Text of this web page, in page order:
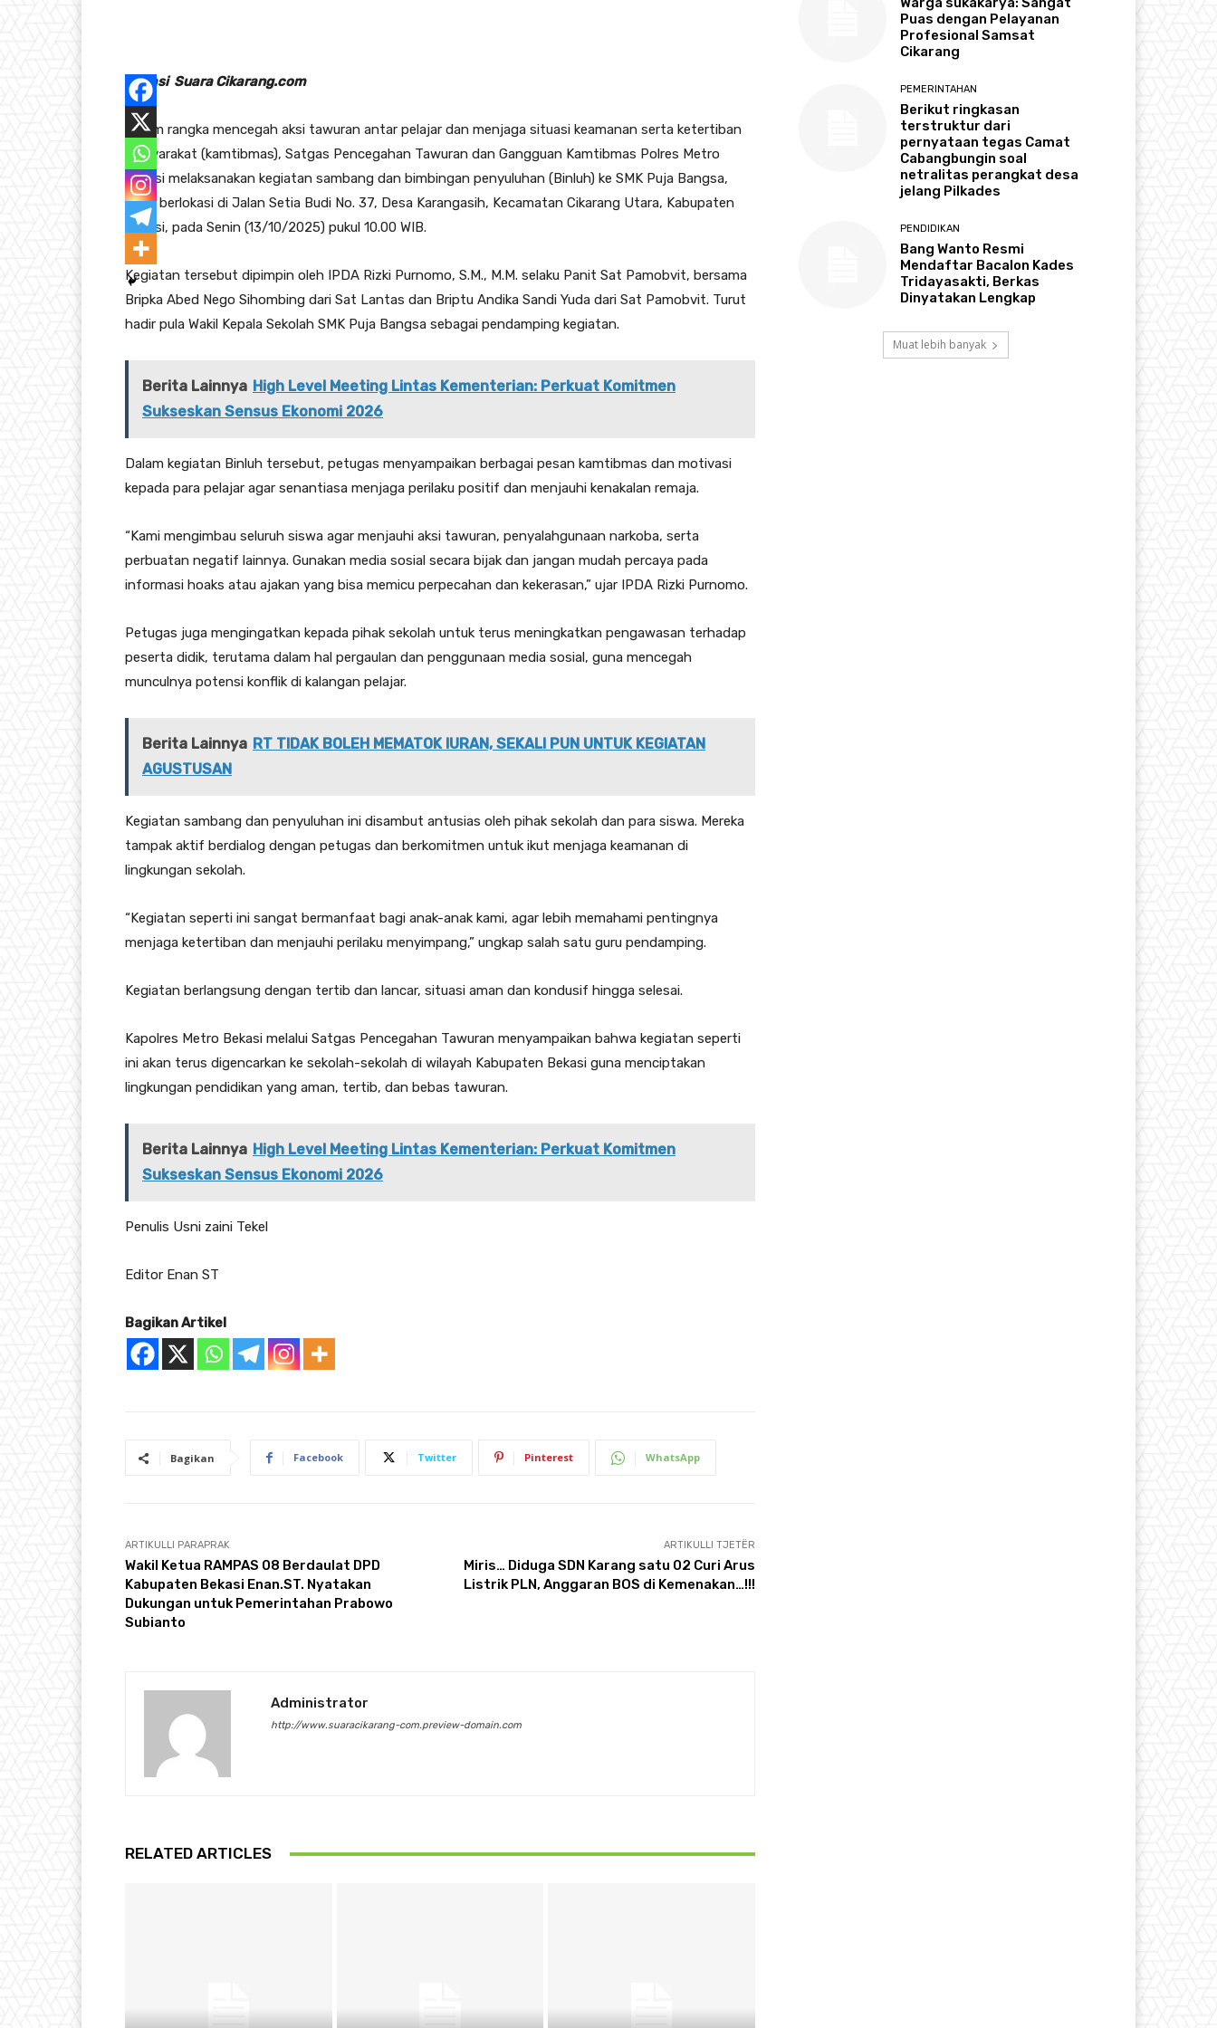
Bekasi Suara Cikarang.com
Dalam rangka mencegah aksi tawuran antar pelajar dan menjaga situasi keamanan serta ketertiban
masyarakat (kamtibmas), Satgas Pencegahan Tawuran dan Gangguan Kamtibmas Polres Metro
Bekasi melaksanakan kegiatan sambang dan bimbingan penyuluhan (Binluh) ke SMK Puja Bangsa,
yang berlokasi di Jalan Setia Budi No. 37, Desa Karangasih, Kecamatan Cikarang Utara, Kabupaten
Bekasi, pada Senin (13/10/2025) pukul 10.00 WIB.
Kegiatan tersebut dipimpin oleh IPDA Rizki Purnomo, S.M., M.M. selaku Panit Sat Pamobvit, bersama
Bripka Abed Nego Sihombing dari Sat Lantas dan Briptu Andika Sandi Yuda dari Sat Pamobvit. Turut
hadir pula Wakil Kepala Sekolah SMK Puja Bangsa sebagai pendamping kegiatan.
Berita Lainnya High Level Meeting Lintas Kementerian: Perkuat Komitmen
Sukseskan Sensus Ekonomi 2026
Dalam kegiatan Binluh tersebut, petugas menyampaikan berbagai pesan kamtibmas dan motivasi
kepada para pelajar agar senantiasa menjaga perilaku positif dan menjauhi kenakalan remaja.
“Kami mengimbau seluruh siswa agar menjauhi aksi tawuran, penyalahgunaan narkoba, serta
perbuatan negatif lainnya. Gunakan media sosial secara bijak dan jangan mudah percaya pada
informasi hoaks atau ajakan yang bisa memicu perpecahan dan kekerasan,” ujar IPDA Rizki Purnomo.
Petugas juga mengingatkan kepada pihak sekolah untuk terus meningkatkan pengawasan terhadap
peserta didik, terutama dalam hal pergaulan dan penggunaan media sosial, guna mencegah
munculnya potensi konflik di kalangan pelajar.
Berita Lainnya RT TIDAK BOLEH MEMATOK IURAN, SEKALI PUN UNTUK KEGIATAN
AGUSTUSAN
Kegiatan sambang dan penyuluhan ini disambut antusias oleh pihak sekolah dan para siswa. Mereka
tampak aktif berdialog dengan petugas dan berkomitmen untuk ikut menjaga keamanan di
lingkungan sekolah.
“Kegiatan seperti ini sangat bermanfaat bagi anak-anak kami, agar lebih memahami pentingnya
menjaga ketertiban dan menjauhi perilaku menyimpang,” ungkap salah satu guru pendamping.
Kegiatan berlangsung dengan tertib dan lancar, situasi aman dan kondusif hingga selesai.
Kapolres Metro Bekasi melalui Satgas Pencegahan Tawuran menyampaikan bahwa kegiatan seperti
ini akan terus digencarkan ke sekolah-sekolah di wilayah Kabupaten Bekasi guna menciptakan
lingkungan pendidikan yang aman, tertib, dan bebas tawuran.
Berita Lainnya High Level Meeting Lintas Kementerian: Perkuat Komitmen
Sukseskan Sensus Ekonomi 2026
Penulis Usni zaini Tekel
Editor Enan ST
Bagikan Artikel
Bagikan Facebook Twitter Pinterest WhatsApp
ARTIKULLI PARAPRAK
Wakil Ketua RAMPAS 08 Berdaulat DPD
Kabupaten Bekasi Enan.ST. Nyatakan
Dukungan untuk Pemerintahan Prabowo
Subianto
ARTIKULLI TJETËR
Miris… Diduga SDN Karang satu 02 Curi Arus
Listrik PLN, Anggaran BOS di Kemenakan…!!!
Administrator
http://www.suaracikarang-com.preview-domain.com
RELATED ARTICLES
Puas dengan Pelayanan
Profesional Samsat
Cikarang
PEMERINTAHAN
Berikut ringkasan
terstruktur dari
pernyataan tegas Camat
Cabangbungin soal
netralitas perangkat desa
jelang Pilkades
PENDIDIKAN
Bang Wanto Resmi
Mendaftar Bacalon Kades
Tridayasakti, Berkas
Dinyatakan Lengkap
Muat lebih banyak